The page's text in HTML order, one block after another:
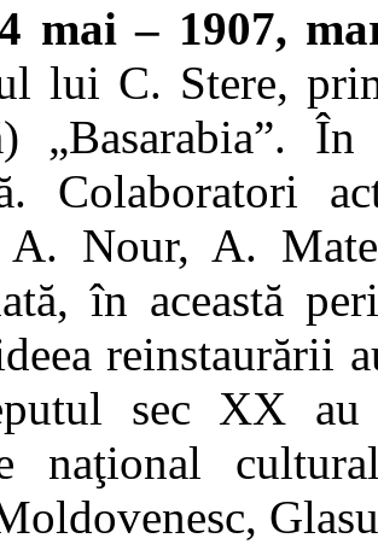
mai – 1907,
lui C. Stere,
„Basarabia”.
Colaboratori
A. Nour, A.
în această
reinstaurării
sec XX
naţional